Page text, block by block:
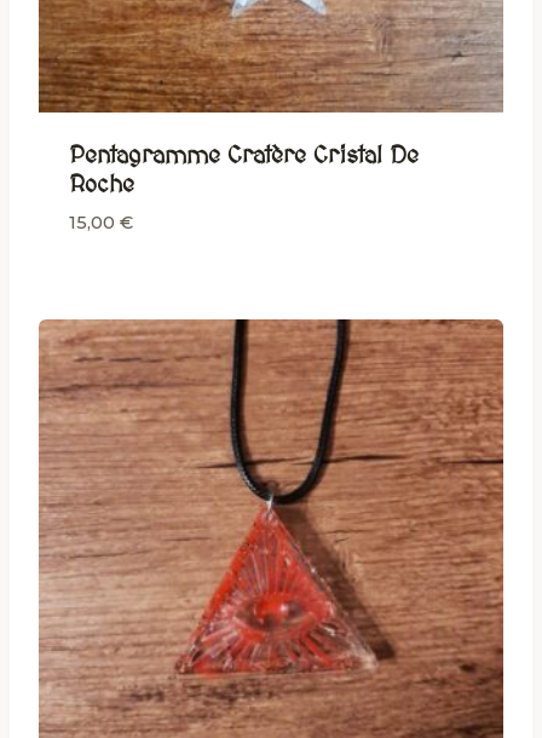
Pentagramme Cratère Cristal De
Roche
15,00 €